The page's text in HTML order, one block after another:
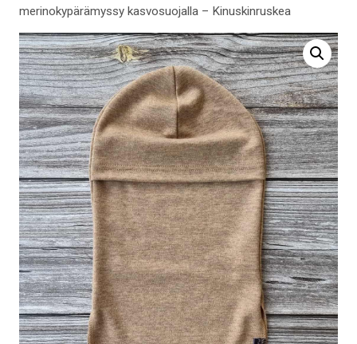
merinokypärämyssy kasvosuojalla – Kinuskinruskea